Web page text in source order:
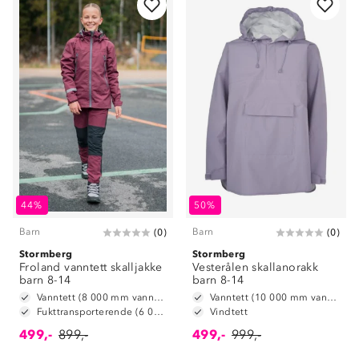
44%
Barn (0)
Stormberg
Froland vanntett skalljakke
barn 8-14
Vanntett (8 000 mm vannsøyle)
Fukttransporterende (6 000 g/m2/24t)
499,- 899,-
50%
Barn (0)
Stormberg
Vesterålen skallanorakk
barn 8-14
Vanntett (10 000 mm vannsøyle)
Vindtett
499,- 999,-